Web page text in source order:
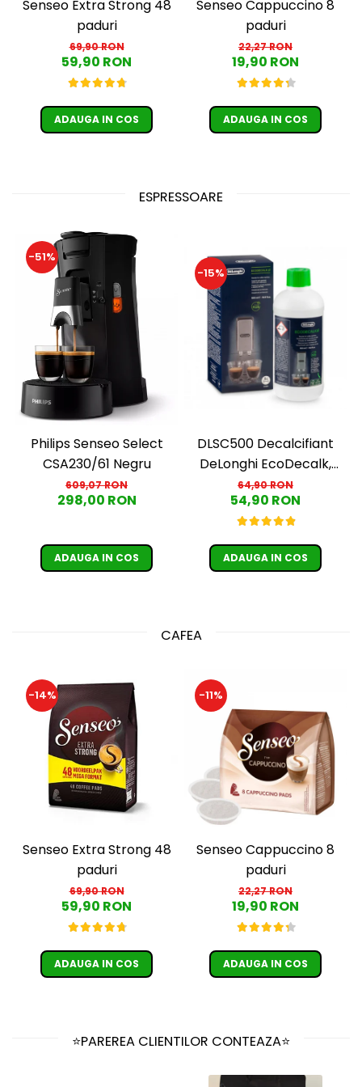
Senseo Extra Strong 48
paduri
69,90 RON
59,90 RON
ADAUGA IN COS
Senseo Cappuccino 8
paduri
22,27 RON
19,90 RON
ADAUGA IN COS
ESPRESSOARE
-51%
Philips Senseo Select
CSA230/61 Negru
609,07 RON
298,00 RON
ADAUGA IN COS
-15%
DLSC500 Decalcifiant
DeLonghi EcoDecalk,
500 ml
64,90 RON
54,90 RON
ADAUGA IN COS
CAFEA
-14%
Senseo Extra Strong 48
paduri
69,90 RON
59,90 RON
ADAUGA IN COS
-11%
Senseo Cappuccino 8
paduri
22,27 RON
19,90 RON
ADAUGA IN COS
⭐PAREREA CLIENTILOR CONTEAZA⭐